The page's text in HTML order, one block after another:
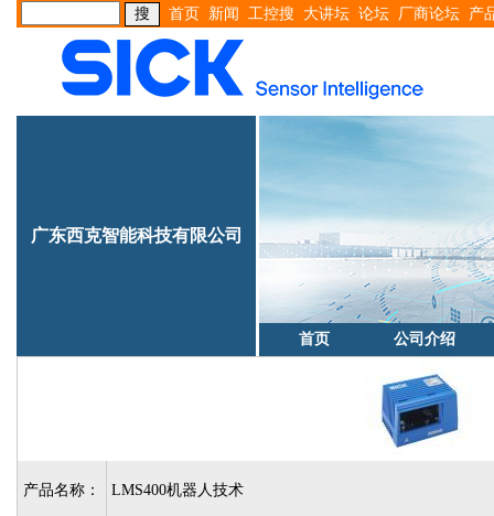
首页 新闻 工控搜 大讲坛 论坛 厂商论坛 产
广东西克智能科技有限公司
首页 公司介绍
产品名称： LMS400机器人技术